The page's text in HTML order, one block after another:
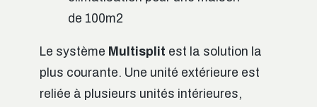
de 100m2
Le système Multisplit est la solution la
plus courante. Une unité extérieure est
reliée à plusieurs unités intérieures,